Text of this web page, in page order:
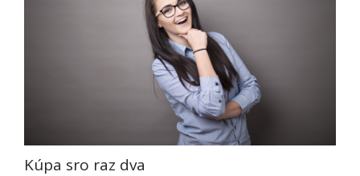
Kúpa sro raz dva